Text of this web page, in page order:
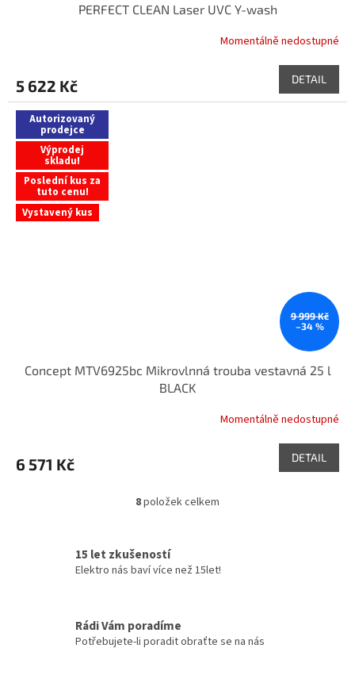
PERFECT CLEAN Laser UVC Y-wash
Momentálně nedostupné
5 622 Kč DETAIL
Autorizovaný
prodejce
Výprodej
skladu!
Poslední kus za
tuto cenu!
Vystavený kus
9 999 Kč
–34 %
Concept MTV6925bc Mikrovlnná trouba vestavná 25 l
BLACK
Momentálně nedostupné
6 571 Kč DETAIL
O
d
p
r
8položek celkem
15 let zkušeností
Elektro nás baví více než 15let!
Rádi Vám poradíme
Potřebujete-li poradit obraťte se na nás